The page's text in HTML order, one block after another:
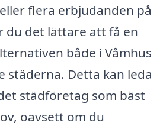
flera erbjudanden på
du det lättare att få en
både i Våmhus
städerna. Detta kan leda
städföretag som bäst
oavsett om du